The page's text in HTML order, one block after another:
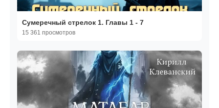
Сумеречный стрелок 1. Главы 1 - 7
15 361 просмотров